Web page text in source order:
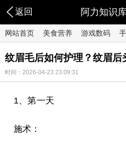
返回 阿力知识
网站首页 美食营养 游戏数码
纹眉毛后如何护理？纹眉后
时间：2026-04-23 23:09:31
1、第一天
施术：